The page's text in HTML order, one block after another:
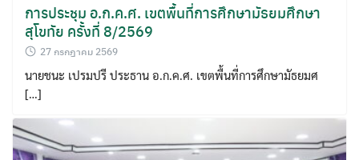
การประชุม อ.ก.ค.ศ. เขตพื้นที่การศึกษามัธยมศึกษา
สุโขทัย ครั้งที่ 8/2569
27 กรกฎาคม 2569
นายชนะ เปรมปรี ประธาน อ.ก.ค.ศ. เขตพื้นที่การศึกษามัธยมศ
[…]